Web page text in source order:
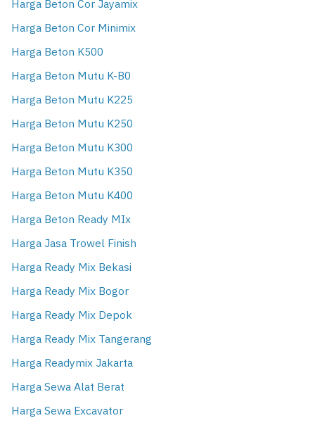
Harga Beton Cor Jayamix
Harga Beton Cor Minimix
Harga Beton K500
Harga Beton Mutu K-B0
Harga Beton Mutu K225
Harga Beton Mutu K250
Harga Beton Mutu K300
Harga Beton Mutu K350
Harga Beton Mutu K400
Harga Beton Ready MIx
Harga Jasa Trowel Finish
Harga Ready Mix Bekasi
Harga Ready Mix Bogor
Harga Ready Mix Depok
Harga Ready Mix Tangerang
Harga Readymix Jakarta
Harga Sewa Alat Berat
Harga Sewa Excavator